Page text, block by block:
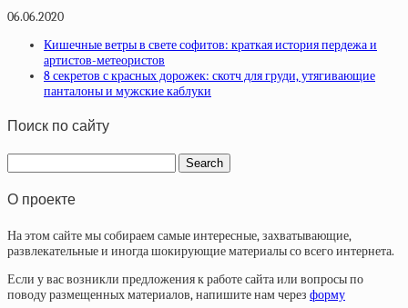
06.06.2020
Кишечные ветры в свете софитов: краткая история пердежа и
артистов-метеористов
8 секретов с красных дорожек: скотч для груди, утягивающие
панталоны и мужские каблуки
Поиск по сайту
О проекте
На этом сайте мы собираем самые интересные, захватывающие,
развлекательные и иногда шокирующие материалы со всего интернета.
Если у вас возникли предложения к работе сайта или вопросы по
поводу размещенных материалов, напишите нам через форму